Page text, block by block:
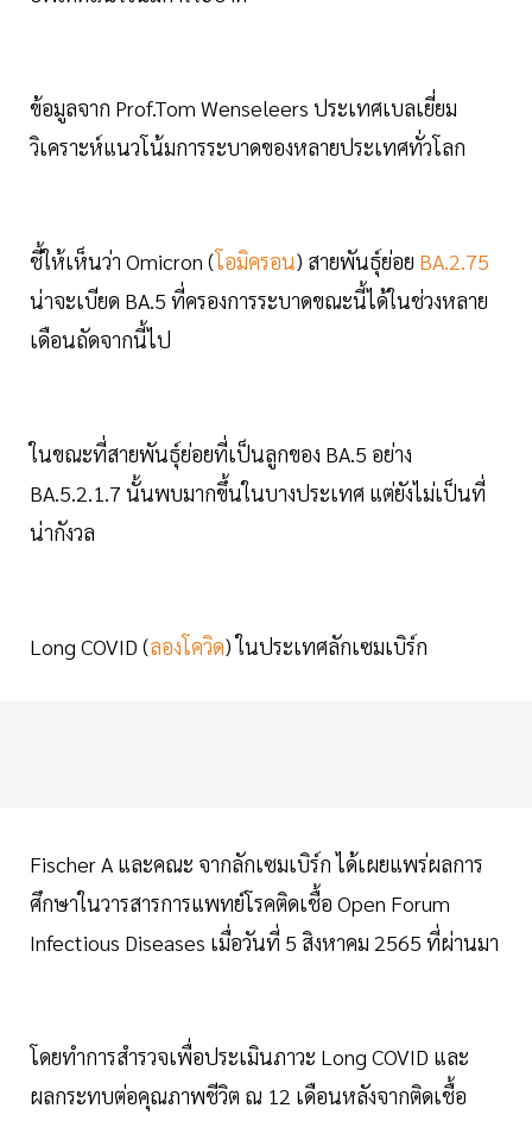
ข้อมูลจาก Prof.Tom Wenseleers ประเทศเบลเยี่ยม
วิเคราะห์แนวโน้มการระบาดของหลายประเทศทั่วโลก
ชี้ให้เห็นว่า Omicron (โอมิครอน) สายพันธุ์ย่อย BA.2.75
น่าจะเบียด BA.5 ที่ครองการระบาดขณะนี้ได้ในช่วงหลาย
เดือนถัดจากนี้ไป
ในขณะที่สายพันธุ์ย่อยที่เป็นลูกของ BA.5 อย่าง
BA.5.2.1.7 นั้นพบมากขึ้นในบางประเทศ แต่ยังไม่เป็นที่
น่ากังวล
Long COVID (ลองโควิด) ในประเทศลักเซมเบิร์ก
Fischer A และคณะ จากลักเซมเบิร์ก ได้เผยแพร่ผลการ
ศึกษาในวารสารการแพทย์โรคติดเชื้อ Open Forum
Infectious Diseases เมื่อวันที่ 5 สิงหาคม 2565 ที่ผ่านมา
โดยทำการสำรวจเพื่อประเมินภาวะ Long COVID และ
ผลกระทบต่อคุณภาพชีวิต ณ 12 เดือนหลังจากติดเชื้อ